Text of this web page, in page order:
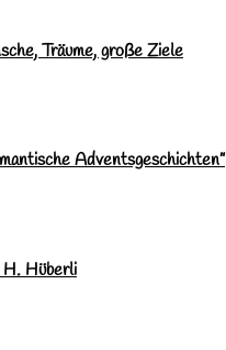
Träume, große Ziele
Adventsgeschichten”
Hüberli